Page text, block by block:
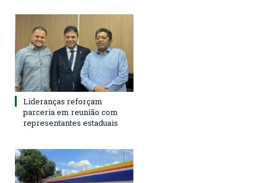
Lideranças reforçam
parceria em reunião com
representantes estaduais